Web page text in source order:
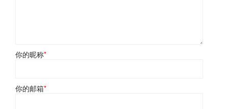
你的昵称*
你的邮箱*